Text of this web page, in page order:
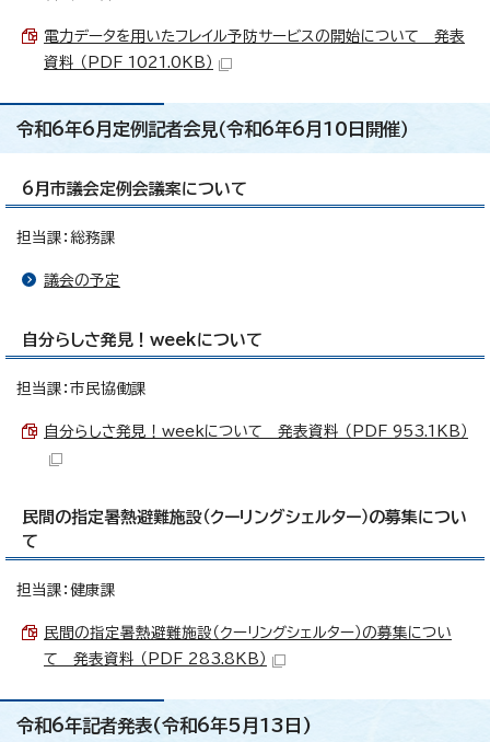
電力データを用いたフレイル予防サービスの開始について 発表
資料 （PDF 1021.0KB）
令和6年6月定例記者会見（令和6年6月10日開催）
6月市議会定例会議案について
担当課：総務課
議会の予定
自分らしさ発見！weekについて
担当課：市民協働課
自分らしさ発見！weekについて 発表資料 （PDF 953.1KB）
民間の指定暑熱避難施設（クーリングシェルター）の募集につい
て
担当課：健康課
民間の指定暑熱避難施設（クーリングシェルター）の募集につい
て 発表資料 （PDF 283.8KB）
令和6年記者発表(令和6年5月13日)